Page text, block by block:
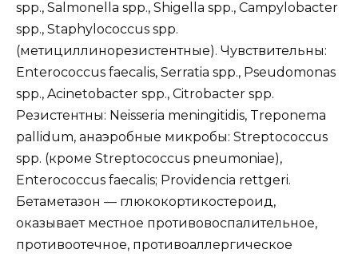
spp., Salmonella spp., Shigella spp., Campylobacter
spp., Staphylococcus spp.
(метициллинорезистентные). Чувствительны:
Enterococcus faecalis, Serratia spp., Pseudomonas
spp., Acinetobacter spp., Citrobacter spp.
Резистентны: Neisseria meningitidis, Treponema
pallidum, анаэробные микробы: Streptococcus
spp. (кроме Streptococcus pneumoniae),
Enterococcus faecalis; Providencia rettgeri.
Бетаметазон — глюкокортикостероид,
оказывает местное противовоспалительное,
противоотечное, противоаллергическое